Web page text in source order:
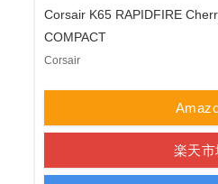
Corsair K65 RAPIDFIRE
COMPACT
Corsair
楽天市